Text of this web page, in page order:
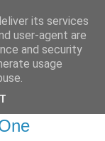
its services
user-agent are
and security
usage